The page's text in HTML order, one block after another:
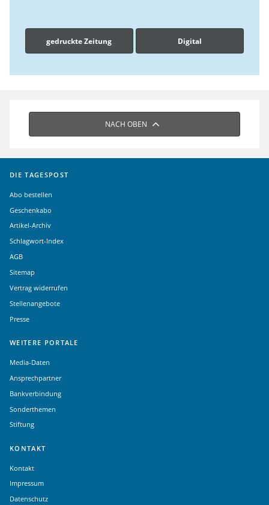
gedruckte Zeitung Digital
NACH OBEN
DIE TAGESPOST
Abo bestellen
Geschenkabo
Artikel-Archiv
Schlagwort-Index
AGB
Sitemap
Vertrag widerrufen
Stellenangebote
Presse
WEITERE PORTALE
Media-Daten
Ansprechpartner
Bankverbindung
Sonderthemen
Stiftung
KONTAKT
Kontakt
Impressum
Datenschutz